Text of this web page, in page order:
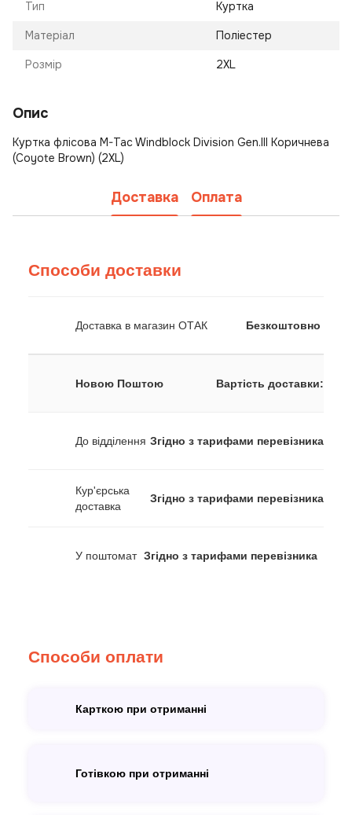
Тип Куртка
Матеріал Поліестер
Розмір 2XL
Опис
Куртка флісова M-Tac Windblock Division Gen.III Коричнева
(Coyote Brown) (2XL)
Доставка Оплата
Способи доставки
Доставка в магазин ОТАК Безкоштовно
Новою Поштою Вартість доставки:
До відділення Згідно з тарифами перевізника
Кур'єрська
доставка
Згідно з тарифами перевізника
У поштомат Згідно з тарифами перевізника
Способи оплати
Карткою при отриманні
Готівкою при отриманні